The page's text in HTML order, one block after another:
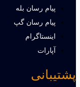
پیام رسان بله
پیام رسان گپ
اینستاگرام
آپارات
پشتیبانی